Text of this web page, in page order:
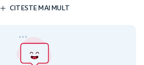
client o singura data in perioada promotiei.
in Termene si Conditii. Auchan
utilizarii Cardului in perioada in
sau in perioada in care sunt efectuate
CITESTE MAI MULT